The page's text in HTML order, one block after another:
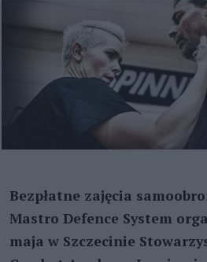
Bezpłatne zajęcia
Mastro Defence System
maja w Szczecinie